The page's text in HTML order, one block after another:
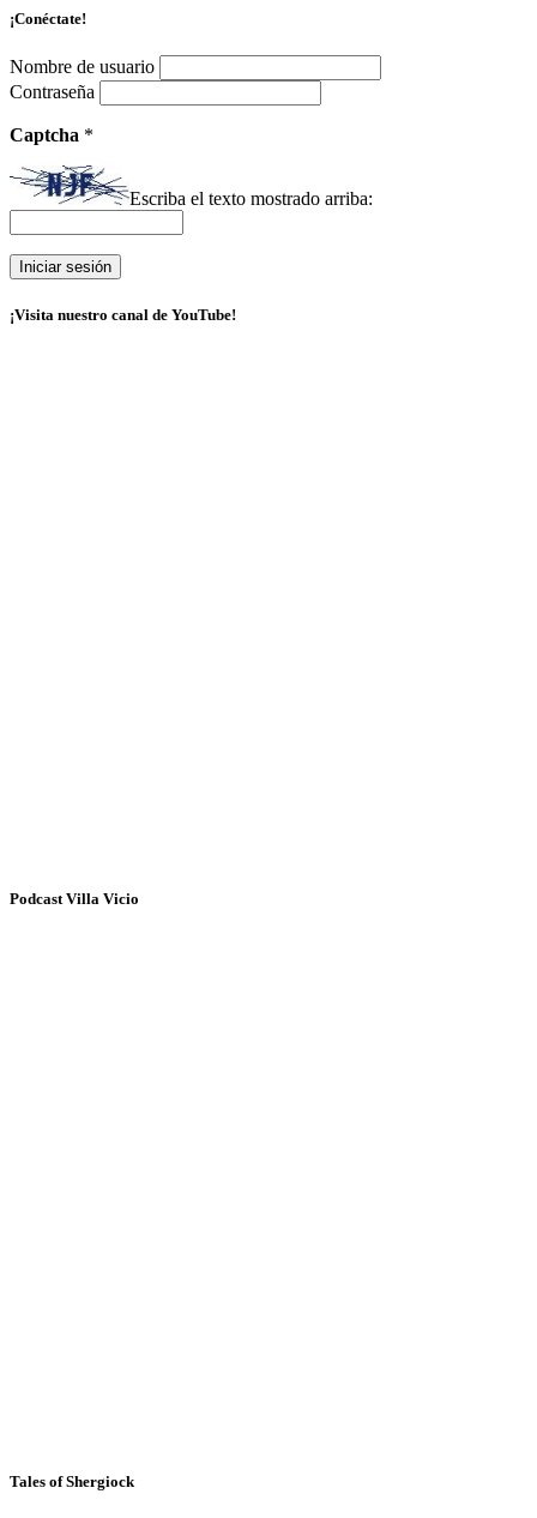
¡Conéctate!
Nombre de usuario
Contraseña
Captcha *
Escriba el texto mostrado arriba:
¡Visita nuestro canal de YouTube!
Podcast Villa Vicio
Tales of Shergiock